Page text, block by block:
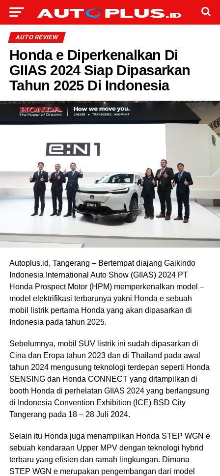
AUTO REVIEW
Honda e Diperkenalkan Di
GIIAS 2024 Siap Dipasarkan
Tahun 2025 Di Indonesia
Autoplus.id, Tangerang – Bertempat diajang Gaikindo
Indonesia International Auto Show (GIIAS) 2024 PT
Honda Prospect Motor (HPM) memperkenalkan model –
model elektrifikasi terbarunya yakni Honda e sebuah
mobil listrik pertama Honda yang akan dipasarkan di
Indonesia pada tahun 2025.
Sebelumnya, mobil SUV listrik ini sudah dipasarkan di
Cina dan Eropa tahun 2023 dan di Thailand pada awal
tahun 2024 mengusung teknologi terdepan seperti Honda
SENSING dan Honda CONNECT yang ditampilkan di
booth Honda di perhelatan GIIAS 2024 yang berlangsung
di Indonesia Convention Exhibition (ICE) BSD City
Tangerang pada 18 – 28 Juli 2024.
Selain itu Honda juga menampilkan Honda STEP WGN e
sebuah kendaraan Upper MPV dengan teknologi hybrid
terbaru yang efisien dan ramah lingkungan. Dimana
STEP WGN e merupakan pengembangan dari model